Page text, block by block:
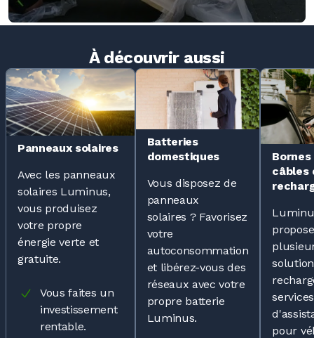
À découvrir aussi
Panneaux solaires
Avec les panneaux
solaires Luminus,
vous produisez
votre propre
énergie verte et
gratuite.
Vous faites un
investissement
rentable.
Batteries
domestiques
Vous disposez de
panneaux
solaires ?Favorisez
votre
autoconsommation
et libérez-vous des
réseaux avec votre
propre batterie
Luminus.
câbles
propose
services
pour